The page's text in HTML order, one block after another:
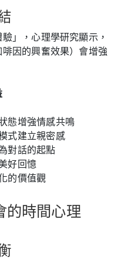
」，心理學研究顯示，
因的興奮效果）會增強
態增強情感共鳴
式建立親密感
對話的起點
好回憶
的價值觀
的時間心理